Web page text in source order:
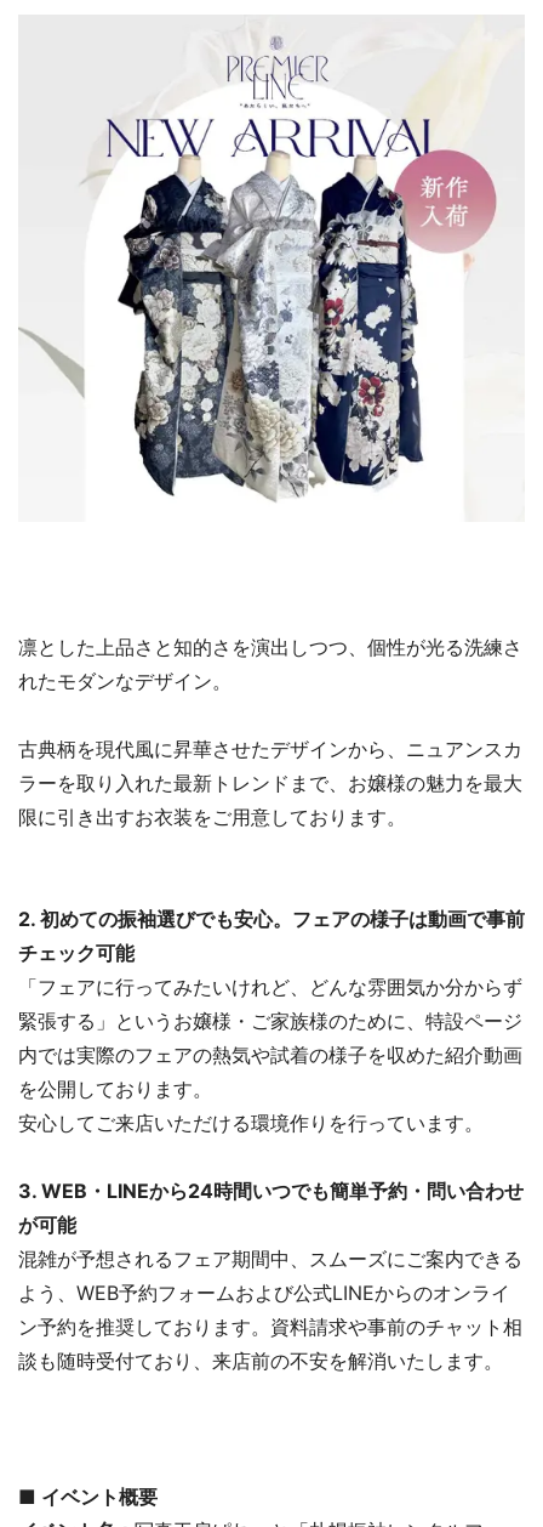
凛とした上品さと知的さを演出しつつ、個性が光る洗練さ
れたモダンなデザイン。
古典柄を現代風に昇華させたデザインから、ニュアンスカ
ラーを取り入れた最新トレンドまで、お嬢様の魅力を最大
限に引き出すお衣装をご用意しております。
2. 初めての振袖選びでも安心。フェアの様子は動画で事前
チェック可能
「フェアに行ってみたいけれど、どんな雰囲気か分からず
緊張する」というお嬢様・ご家族様のために、特設ページ
内では実際のフェアの熱気や試着の様子を収めた紹介動画
を公開しております。
安心してご来店いただける環境作りを行っています。
3. WEB・LINEから24時間いつでも簡単予約・問い合わせ
が可能
混雑が予想されるフェア期間中、スムーズにご案内できる
よう、WEB予約フォームおよび公式LINEからのオンライ
ン予約を推奨しております。資料請求や事前のチャット相
談も随時受付ており、来店前の不安を解消いたします。
■ イベント概要